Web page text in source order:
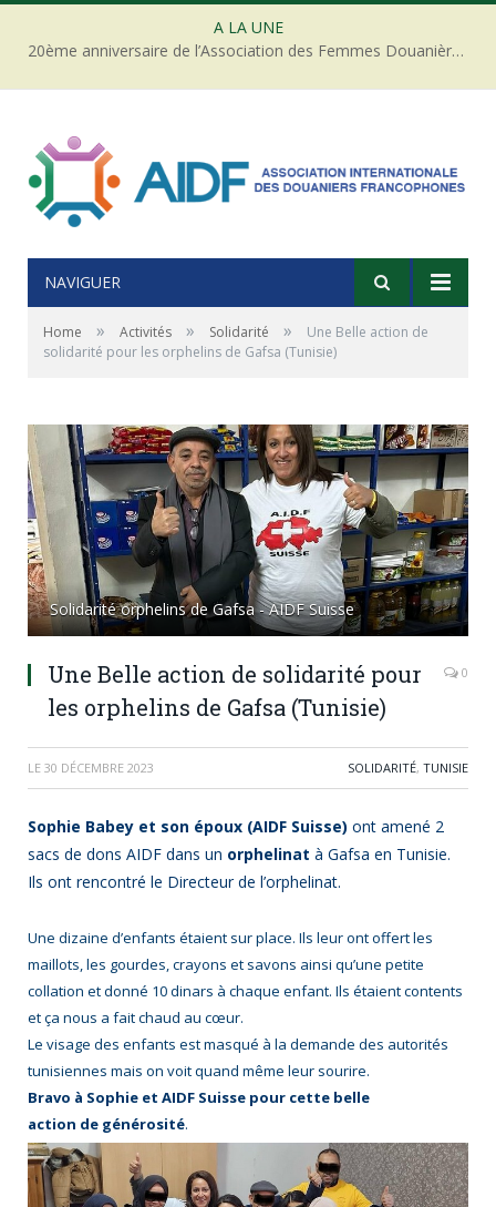
A LA UNE
20ème anniversaire de l’Association des Femmes Douanières de Côte d’ivoire
NAVIGUER
Home » Activités » Solidarité »
Une Belle action de
solidarité pour les orphelins de Gafsa (Tunisie)
Solidarité orphelins de Gafsa - AIDF Suisse
Une Belle action de solidarité pour
les orphelins de Gafsa (Tunisie)
0
LE 30 DÉCEMBRE 2023 SOLIDARITÉ, TUNISIE
Sophie Babey et son époux (AIDF Suisse) ont amené 2
sacs de dons AIDF dans un orphelinat à Gafsa en Tunisie.
Ils ont rencontré le Directeur de l’orphelinat.
Une dizaine d’enfants étaient sur place. Ils leur ont offert les
maillots, les gourdes, crayons et savons ainsi qu’une petite
collation et donné 10 dinars à chaque enfant. Ils étaient contents
et ça nous a fait chaud au cœur.
Le visage des enfants est masqué à la demande des autorités
tunisiennes mais on voit quand même leur sourire.
Bravo à Sophie et AIDF Suisse pour cette belle
action de générosité.